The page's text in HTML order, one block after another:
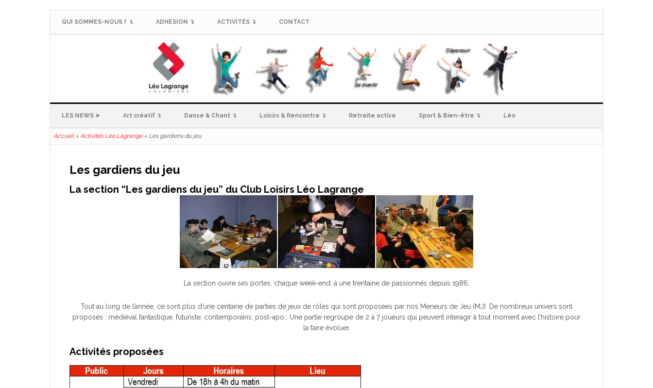
QUI SOMMES-NOUS ? ↴ ADHESION ↴ ACTIVITÉS ↴ CONTACT
LES NEWS ➤ Art créatif ↴ Danse & Chant ↴ Loisirs & Rencontre ↴ Retraite active Sport & Bien-être ↴ Léo
Accueil» Activités Léo Lagrange» Les gardiens du jeu
Les gardiens du jeu
La section “Les gardiens du jeu” du Club Loisirs Léo Lagrange
La section ouvre ses portes, chaque week-end, à une trentaine de passionnés depuis 1986.
Tout au long de l’année, ce sont plus d’une centaine de parties de jeux de rôles qui sont proposées par nos Meneurs de Jeu (MJ). De nombreux univers sont
proposés : médiéval fantastique, futuriste, contemporains, post-apo… Une partie regroupe de 2 à 7 joueurs qui peuvent interagir à tout moment avec l’histoire pour
la faire évoluer.
Activités proposées